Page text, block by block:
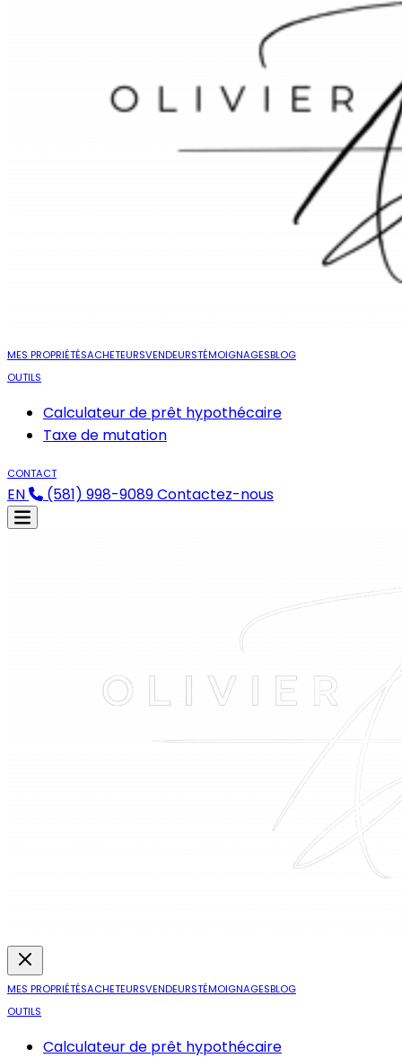
MES PROPRIÉTÉSACHETEURSVENDEURSTÉMOIGNAGESBLOG
OUTILS
Calculateur de prêt hypothécaire
Taxe de mutation
CONTACT
EN (581) 998-9089Contactez-nous
MES PROPRIÉTÉSACHETEURSVENDEURSTÉMOIGNAGESBLOG
OUTILS
Calculateur de prêt hypothécaire